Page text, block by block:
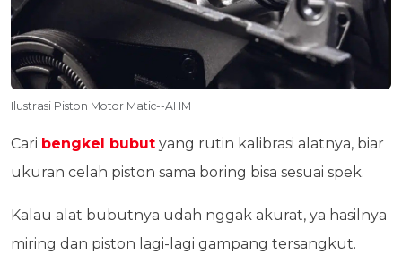
Ilustrasi Piston Motor Matic--AHM
Cari bengkel bubut yang rutin kalibrasi alatnya, biar
ukuran celah piston sama boring bisa sesuai spek.
Kalau alat bubutnya udah nggak akurat, ya hasilnya
miring dan piston lagi-lagi gampang tersangkut.